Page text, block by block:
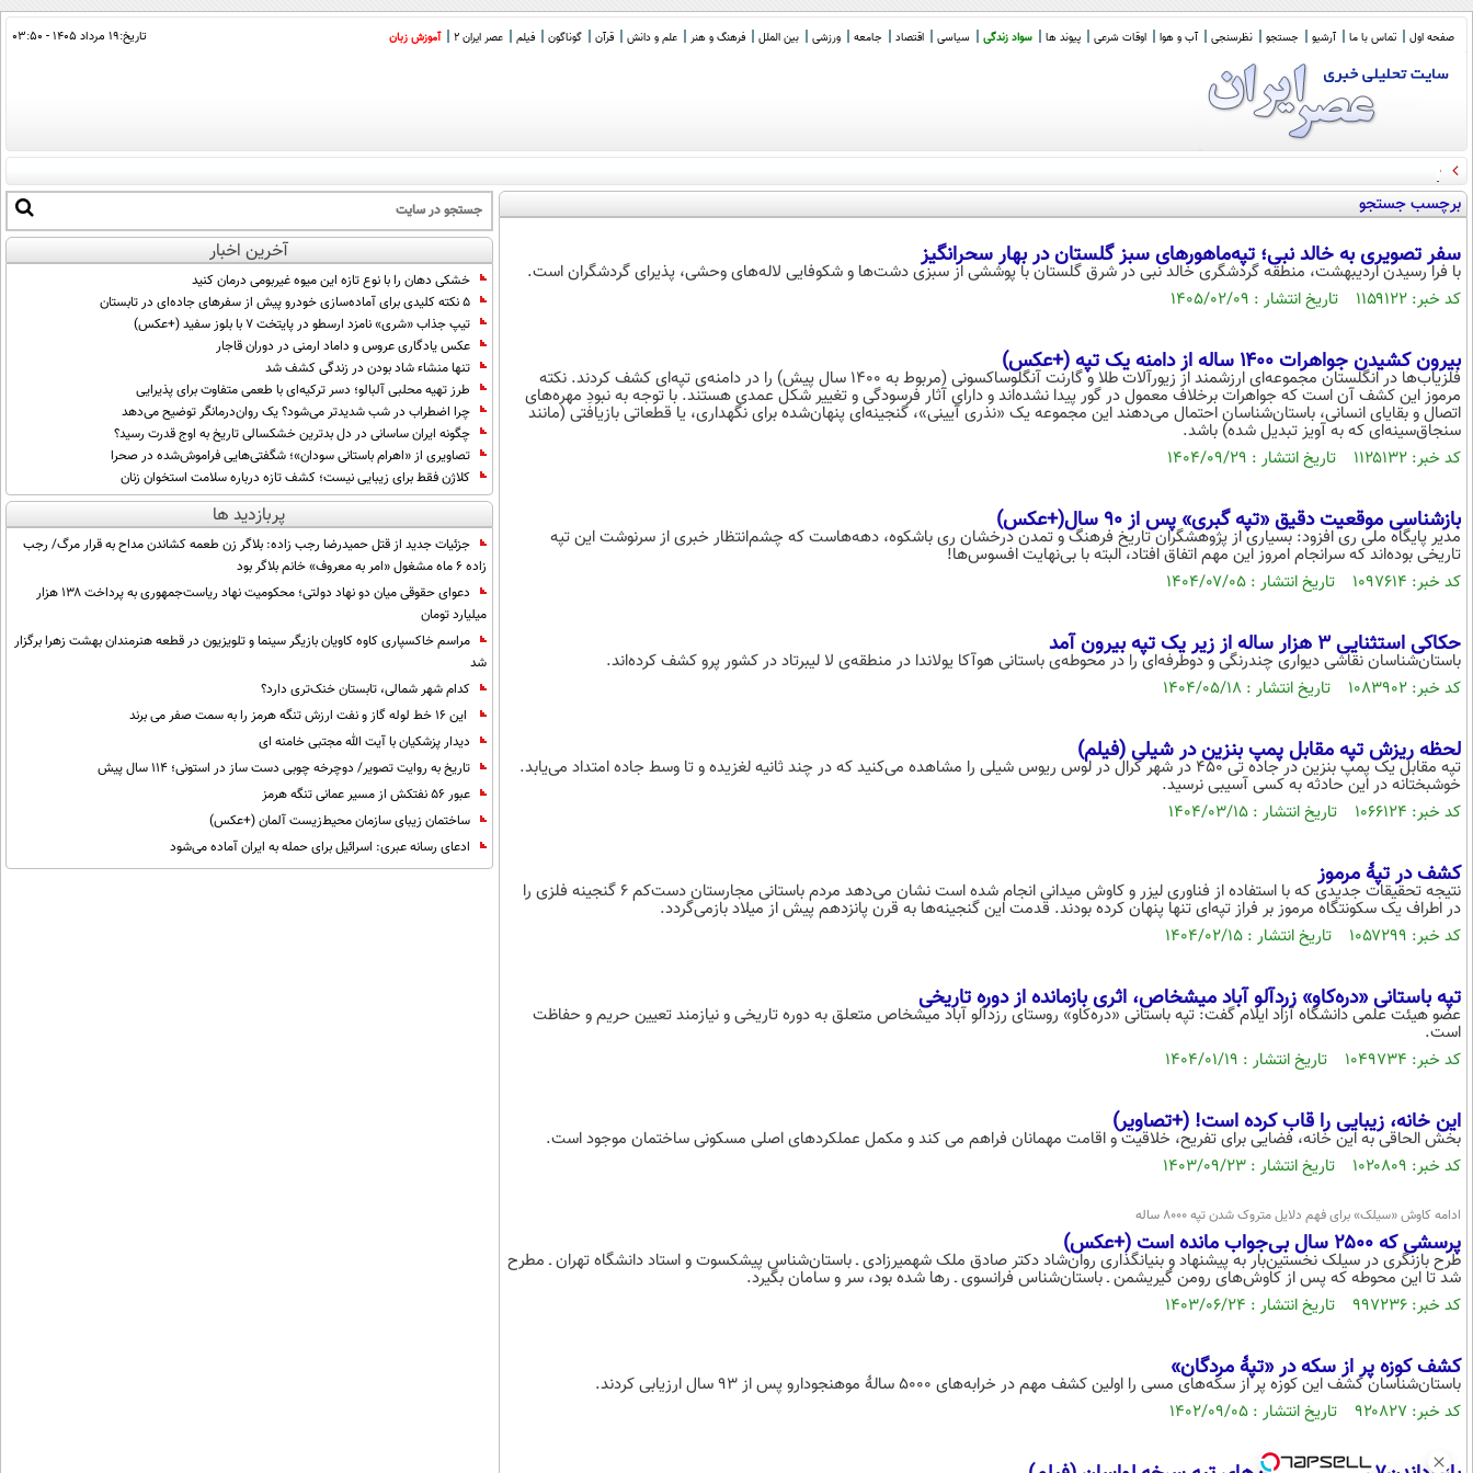
صفحه اول تماس با ما آرشیو جستجو نظرسنجی آب و هوا اوقات شرعی پیوند ها سواد زندگی سیاسی اقتصاد جامعه ورزشی بین الملل فرهنگ و هنر علم و دانش قرآن گوناگون فیلم عصر ایران 2 آموزش زبان تاریخ:۱۹ مرداد ۱۴۰۵ - ۰۳:۵۰
دیدار پزشکیان با آیت الله مجتبی خامنه ای
برچسب جستجو
سفر تصویری به خالد نبی؛ تپه‌ماهورهای سبز گلستان در بهار سحرانگیز
با فرا رسیدن اردیبهشت، منطقه گردشگری خالد نبی در شرق گلستان با پوششی از سبزی دشت‌ها و شکوفایی لاله‌های وحشی، پذیرای گردشگران است.
کد خبر: ۱۱۵۹۱۲۲ تاریخ انتشار : ۱۴۰۵/۰۲/۰۹
بیرون کشیدن جواهرات ۱۴۰۰ ساله از دامنه یک تپه (+عکس)
فلزیاب‌ها در انگلستان مجموعه‌ای ارزشمند از زیورآلات طلا و گارنت آنگلوساکسونی (مربوط به ۱۴۰۰ سال پیش) را در دامنه‌ی تپه‌ای کشف کردند. نکته
مرموز این کشف آن است که جواهرات برخلاف معمول در گور پیدا نشده‌اند و دارای آثار فرسودگی و تغییر شکل عمدی هستند. با توجه به نبودِ مهره‌های
اتصال و بقایای انسانی، باستان‌شناسان احتمال می‌دهند این مجموعه یک «نذری آیینی»، گنجینه‌ای پنهان‌شده برای نگهداری، یا قطعاتی بازیافتی (مانند
سنجاق‌سینه‌ای که به آویز تبدیل شده) باشد.
کد خبر: ۱۱۲۵۱۳۲ تاریخ انتشار : ۱۴۰۴/۰۹/۲۹
بازشناسی موقعیت دقیق «تپه گبری» پس از ۹۰ سال(+عکس)
مدیر پایگاه ملی ری افزود: بسیاری از پژوهشگران تاریخ فرهنگ و تمدن درخشان ری باشکوه، دهه‌هاست که چشم‌انتظار خبری از سرنوشت این تپه
تاریخی بوده‌اند که سرانجام امروز این مهم اتفاق افتاد، البته با بی‌نهایت افسوس‌ها!
کد خبر: ۱۰۹۷۶۱۴ تاریخ انتشار : ۱۴۰۴/۰۷/۰۵
حکاکی استثنایی ۳ هزار ساله از زیر یک تپه بیرون آمد
باستان‌شناسان نقاشی دیواری چندرنگی و دوطرفه‌ای را در محوطه‌ی باستانی هوآکا یولاندا در منطقه‌ی لا لیبرتاد در کشور پرو کشف کرده‌اند.
کد خبر: ۱۰۸۳۹۰۲ تاریخ انتشار : ۱۴۰۴/۰۵/۱۸
لحظه ریزش تپه مقابل پمپ بنزین در شیلی (فیلم)
تپه مقابل یک پمپ بنزین در جاده تی ۴۵۰ در شهر کرال در لوس ریوس شیلی را مشاهده می‌کنید که در چند ثانیه لغزیده و تا وسط جاده امتداد می‌یابد.
خوشبختانه در این حادثه به کسی آسیبی نرسید.
کد خبر: ۱۰۶۶۱۲۴ تاریخ انتشار : ۱۴۰۴/۰۳/۱۵
کشف در تپۀ مرموز
نتیجه تحقیقات جدیدی که با استفاده از فناوری لیزر و کاوش میدانی انجام شده است نشان می‌دهد مردم باستانی مجارستان دست‌کم ۶ گنجینه فلزی را
در اطراف یک سکونتگاه مرموز بر فراز تپه‌ای تنها پنهان کرده‌ بودند. قدمت این گنجینه‌ها به قرن پانزدهم پیش از میلاد بازمی‌گردد.
کد خبر: ۱۰۵۷۲۹۹ تاریخ انتشار : ۱۴۰۴/۰۲/۱۵
تپه باستانی «دره‌کاو» زردآلو آباد میشخاص، اثری بازمانده از دوره تاریخی
عضو هیئت علمی دانشگاه آزاد ایلام گفت: تپه باستانی «دره‌کاو» روستای رزدآلو آباد میشخاص متعلق به دوره تاریخی و نیازمند تعیین حریم و حفاظت
است.
کد خبر: ۱۰۴۹۷۳۴ تاریخ انتشار : ۱۴۰۴/۰۱/۱۹
این خانه، زیبایی را قاب کرده است! (+تصاویر)
بخش الحاقی به این خانه، فضایی برای تفریح، خلاقیت و اقامت مهمانان فراهم می کند و مکمل عملکردهای اصلی مسکونی ساختمان موجود است.
کد خبر: ۱۰۲۰۸۰۹ تاریخ انتشار : ۱۴۰۳/۰۹/۲۳
ادامه کاوش «سیلک» برای فهم دلایل متروک شدن تپه ۸۰۰۰ ساله
پرسشی که ۲۵۰۰ سال بی‌جواب مانده است (+عکس)
طرح بازنگری در سیلک نخستین‌بار به پیشنهاد و بنیانگذاری روان‌شاد دکتر صادق ملک شهمیرزادی ـ باستان‌شناس پیشکسوت و استاد دانشگاه تهران ـ مطرح
شد تا این محوطه که پس از کاوش‌های رومن گیریشمن ـ باستان‌شناس فرانسوی ـ رها شده بود، سر و سامان بگیرد.
کد خبر: ۹۹۷۲۳۶ تاریخ انتشار : ۱۴۰۳/۰۶/۲۴
کشف کوزه پر از سکه در «تپۀ مردگان»
باستان‌شناسان کشف این کوزه پر از سکه‌های مسی را اولین کشف مهم در خرابه‌های ۵۰۰۰ سالۀ موهنجودارو پس از ۹۳ سال ارزیابی کردند.
کد خبر: ۹۲۰۸۲۷ تاریخ انتشار : ۱۴۰۲/۰۹/۰۵
آخرین اخبار
خشکی دهان را با نوع تازه این میوه غیربومی درمان کنید
۵ نکته کلیدی برای آماده‌سازی خودرو پیش از سفرهای جاده‌ای در تابستان
تیپ جذاب «شری» نامزد ارسطو در پایتخت 7 با بلوز سفید (+عکس)
عکس یادگاری عروس و داماد ارمنی در دوران قاجار
تنها منشاء شاد بودن در زندگی کشف شد
طرز تهیه محلبی آلبالو؛ دسر ترکیه‌ای با طعمی متفاوت برای پذیرایی
چرا اضطراب در شب شدیدتر می‌شود؟ یک روان‌درمانگر توضیح می‌دهد
چگونه ایران ساسانی در دل بدترین خشکسالی تاریخ به اوج قدرت رسید؟
تصاویری از «اهرام باستانی سودان»؛ شگفتی‌هایی فراموش‌شده در صحرا
کلاژن فقط برای زیبایی نیست؛ کشف تازه درباره سلامت استخوان زنان
پربازدید ها
جزئیات جدید از قتل حمیدرضا رجب زاده: بلاگر زن طعمه کشاندن مداح به قرار مرگ/ رجب
زاده 6 ماه مشغول «امر به معروف» خانم بلاگر بود
دعوای حقوقی میان دو نهاد دولتی؛ محکومیت نهاد ریاست‌جمهوری به پرداخت ۱۳۸ هزار
میلیارد تومان
مراسم خاکسپاری کاوه کاویان بازیگر سینما و تلویزیون در قطعه هنرمندان بهشت زهرا برگزار
شد
کدام شهر شمالی، تابستان خنک‌تری دارد؟
این 16 خط لوله گاز و نفت ارزش تنگه هرمز را به سمت صفر می برند
دیدار پزشکیان با آیت الله مجتبی خامنه ای
تاریخ به روایت تصویر/ دوچرخه چوبی دست ساز در استونی؛ 114 سال پیش
عبور ۵۶ نفتکش از مسیر عمانی تنگه هرمز
ساختمان زیبای سازمان محیط‌زیست آلمان (+عکس)
ادعای رسانه عبری: اسرائیل برای حمله به ایران آماده می‌شود